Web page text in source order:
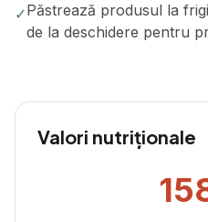
✓Păstrează produsul la
de la deschidere pentru
Valori nutriționale